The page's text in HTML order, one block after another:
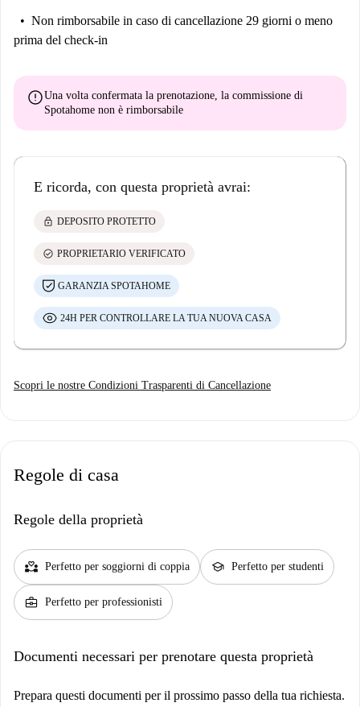
Non rimborsabile in caso di cancellazione 29 giorni o meno
prima del check-in
errorUna volta confermata la prenotazione, la commissione di
Spotahome non è rimborsabile
E ricorda, con questa proprietà avrai:
lock DEPOSITO PROTETTO
check_circle PROPRIETARIO VERIFICATO
GARANZIA SPOTAHOME
24H PER CONTROLLARE LA TUA NUOVA CASA
Scopri le nostre Condizioni Trasparenti di Cancellazione
Regole di casa
Regole della proprietà
partner_heart Perfetto per soggiorni di coppia school Perfetto per studenti
business_center Perfetto per professionisti
Documenti necessari per prenotare questa proprietà
Prepara questi documenti per il prossimo passo della tua richiesta.